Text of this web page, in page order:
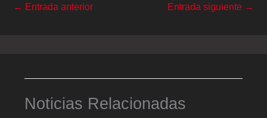
← Entrada anterior Entrada siguiente →
Noticias Relacionadas